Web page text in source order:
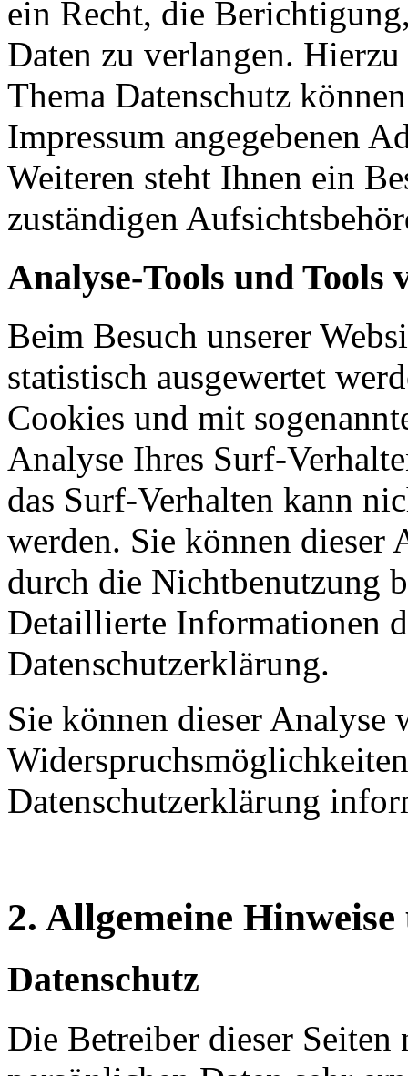
ein Recht, die
Daten zu verlangen.
Thema Datenschutz
Impressum angegebenen
Weiteren steht Ihnen ein
zuständigen
Analyse-Tools und
Beim Besuch unserer
statistisch ausgewertet
Cookies und mit
Analyse Ihres Surf-
das Surf-Verhalten kann
werden. Sie können dieser
durch die Nichtbenutzung
Detaillierte Informationen
Datenschutzerklärung.
Sie können dieser Analyse
Datenschutzerklärung
2. Allgemeine
Datenschutz
Die Betreiber dieser Seiten